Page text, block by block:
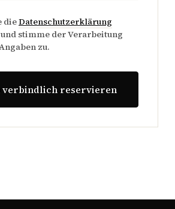
dieDatenschutzerklärung
stimme der Verarbeitung
zu.
verbindlich reservieren